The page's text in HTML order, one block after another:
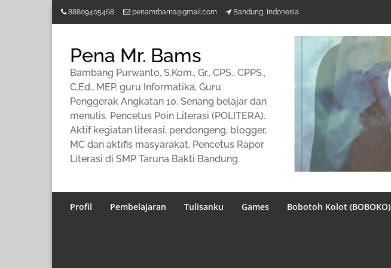
88809405468 penamrbams@gmail.com Bandung, Indonesia
Pena Mr. Bams
Bambang Purwanto, S.Kom., Gr., CPS., CPPS.,
C.Ed., MEP. guru Informatika, Guru
Penggerak Angkatan 10. Senang belajar dan
menulis. Pencetus Poin Literasi (POLITERA).
Aktif kegiatan literasi, pendongeng, blogger,
MC dan aktifis masyarakat. Pencetus Rapor
Literasi di SMP Taruna Bakti Bandung.
Profil Pembelajaran Tulisanku Games Bobotoh Kolot (BOBOKO)